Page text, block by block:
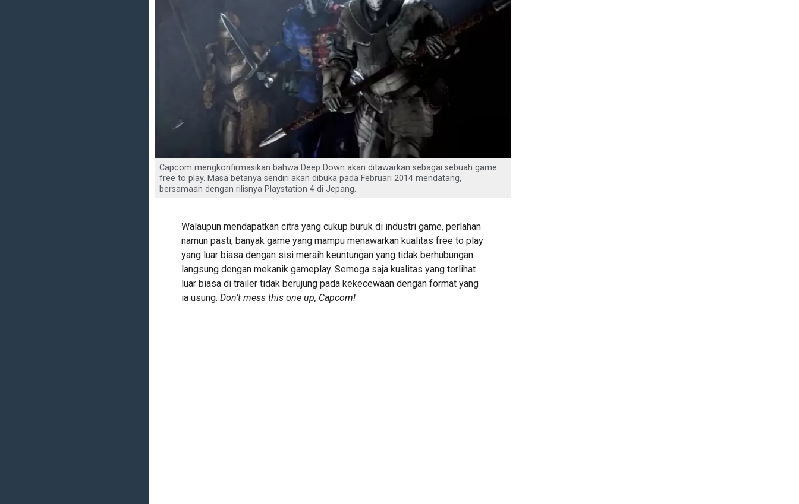
Capcom mengkonfirmasikan bahwa Deep Down akan ditawarkan sebagai sebuah game
free to play. Masa betanya sendiri akan dibuka pada Februari 2014 mendatang,
bersamaan dengan rilisnya Playstation 4 di Jepang.
Walaupun mendapatkan citra yang cukup buruk di industri game, perlahan
namun pasti, banyak game yang mampu menawarkan kualitas free to play
yang luar biasa dengan sisi meraih keuntungan yang tidak berhubungan
langsung dengan mekanik gameplay. Semoga saja kualitas yang terlihat
luar biasa di trailer tidak berujung pada kekecewaan dengan format yang
ia usung. Don’t mess this one up, Capcom!